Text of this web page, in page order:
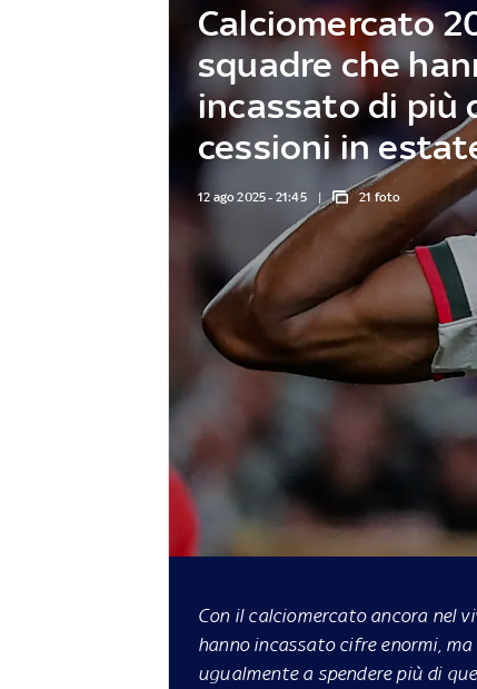
Calciomercato
squadre che
incassato di più
cessioni in
12 ago 2025 - 21:45 21 foto
Con il calciomercato ancora nel
hanno incassato cifre enormi,
ugualmente a spendere più di